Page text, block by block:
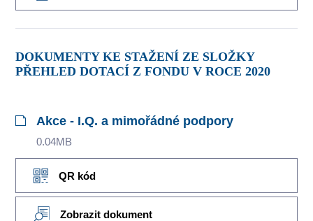
DOKUMENTY KE STAŽENÍ ZE SLOŽKY
PŘEHLED DOTACÍ Z FONDU V ROCE 2020
Akce - I.Q. a mimořádné podpory
0.04MB
QR kód
Zobrazit dokument